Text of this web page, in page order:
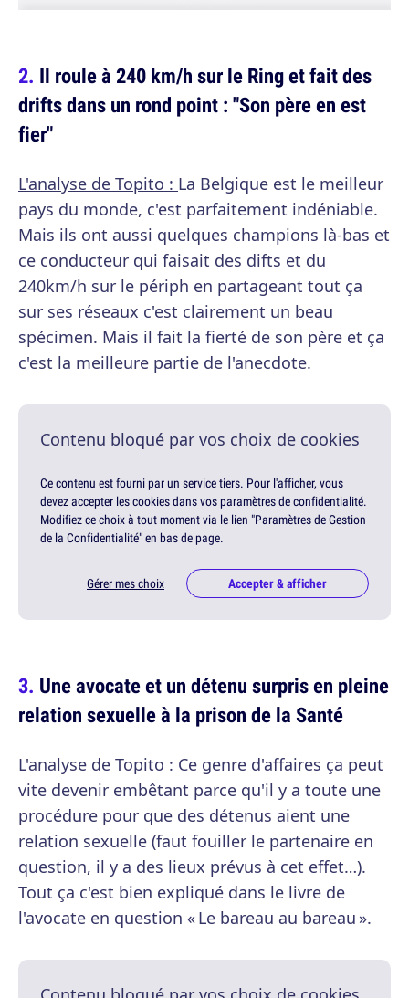
Il roule à 240 km/h sur le Ring et fait des
drifts dans un rond point : "Son père en est
fier"
L'analyse de Topito : La Belgique est le meilleur
pays du monde, c'est parfaitement indéniable.
Mais ils ont aussi quelques champions là-bas et
ce conducteur qui faisait des difts et du
240km/h sur le périph en partageant tout ça
sur ses réseaux c'est clairement un beau
spécimen. Mais il fait la fierté de son père et ça
c'est la meilleure partie de l'anecdote.
Contenu bloqué par vos choix de cookies
Ce contenu est fourni par un service tiers. Pour l'afficher, vous
devez accepter les cookies dans vos paramètres de confidentialité.
Modifiez ce choix à tout moment via le lien "Paramètres de Gestion
de la Confidentialité" en bas de page.
Gérer mes choix Accepter & afficher
Une avocate et un détenu surpris en pleine
relation sexuelle à la prison de la Santé
L'analyse de Topito : Ce genre d'affaires ça peut
vite devenir embêtant parce qu'il y a toute une
procédure pour que des détenus aient une
relation sexuelle (faut fouiller le partenaire en
question, il y a des lieux prévus à cet effet…).
Tout ça c'est bien expliqué dans le livre de
l'avocate en question « Le bareau au bareau ».